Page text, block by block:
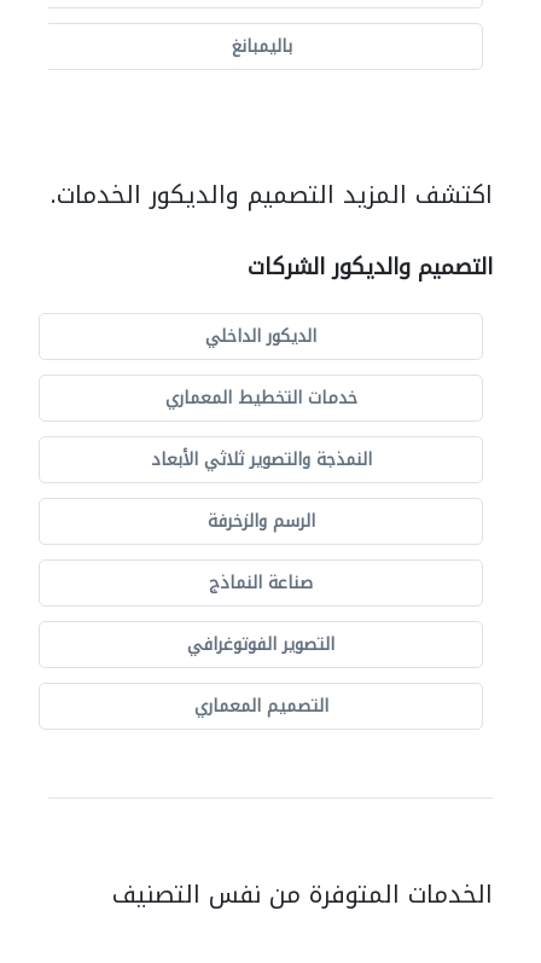
باليمبانغ
اكتشف المزيد التصميم والديكور الخدمات.
التصميم والديكور الشركات
الديكور الداخلي
خدمات التخطيط المعماري
النمذجة والتصوير ثلاثي الأبعاد
الرسم والزخرفة
صناعة النماذج
التصوير الفوتوغرافي
التصميم المعماري
الخدمات المتوفرة من نفس التصنيف